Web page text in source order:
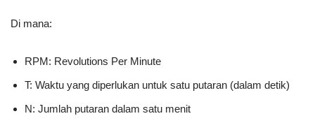
Di mana:
RPM: Revolutions Per Minute
T: Waktu yang diperlukan untuk satu putaran (dalam detik)
N: Jumlah putaran dalam satu menit